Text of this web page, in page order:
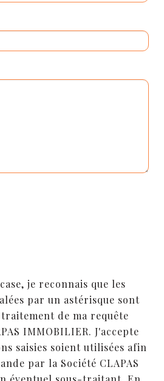
je reconnais que les
par un astérisque sont
de ma requête
IMMOBILIER. J'accepte
saisies soient utilisées afin
par la Société CLAPAS